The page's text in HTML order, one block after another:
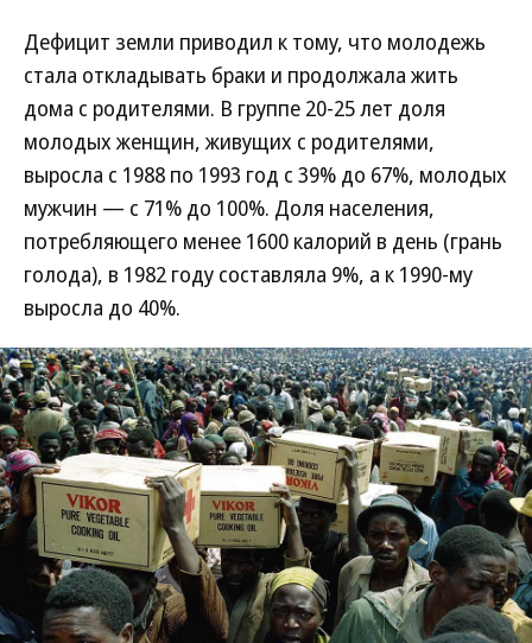
Дефицит земли приводил к тому, что молодежь
стала откладывать браки и продолжала жить
дома с родителями. В группе 20-25 лет доля
молодых женщин, живущих с родителями,
выросла с 1988 по 1993 год с 39% до 67%, молодых
мужчин — с 71% до 100%. Доля населения,
потребляющего менее 1600 калорий в день (грань
голода), в 1982 году составляла 9%, а к 1990-му
выросла до 40%.